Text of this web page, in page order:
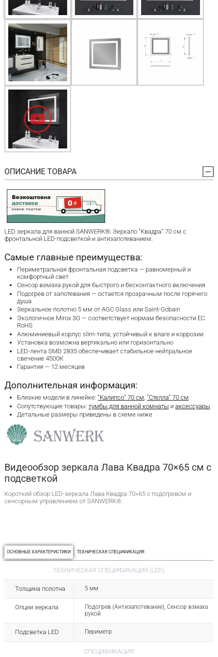
ОПИСАНИЕ ТОВАРА
LED зеркала для ванной SANWERK®: Зеркало "Квадра" 70 см с
фронтальной LED-подсветкой и антизапотеванием.
Самые главные преимущества:
Периметральная фронтальная подсветка — равномерный и
комфортный свет
Сенсор взмаха рукой для быстрого и бесконтактного включения
Подогрев от запотевания — остается прозрачным после горячего
душа
Зеркальное полотно 5 мм от AGC Glass или Saint-Gobain
Экологичное Mirox 3G — соответствует нормам безопасности ЕС
RoHS
Алюминиевый корпус slim-типа, устойчивый к влаге и коррозии
Установка возможна вертикально или горизонтально
LED-лента SMD 2835 обеспечивает стабильное нейтральное
свечение 4500К
Гарантия — 12 месяцев
Дополнительная информация:
Близкие модели в линейке: "Калипсо" 70 см, "Стелла" 70 см
Сопутствующие товары: тумбы для ванной комнаты и аксессуары
Детальные размеры приведены в схеме ниже
Видеообзор зеркала Лава Квадра 70×65 см с
подсветкой
Короткий обзор LED-зеркала Лава Квадра 70×65 с подогревом и
сенсорным управлением от SANWERK®.
ОСНОВНЫЕ ХАРАКТЕРИСТИКИ ТЕХНИЧЕСКАЯ СПЕЦИФИКАЦИЯ
ТЕХНИЧЕСКАЯ СПЕЦИФИКАЦИЯ (LED)
Толщина полотна 5 мм
Опции зеркала
Подогрев (Антизапотевание), Сенсор взмаха
рукой
Подсветка LED Периметр
СПЕЦИФИКАЦИЯ